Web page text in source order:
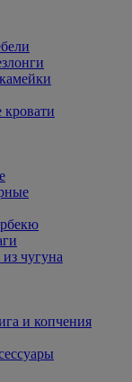
чугуна
и копчения